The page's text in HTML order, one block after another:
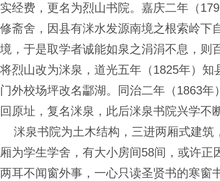
实经费，更名为烈山书院。嘉庆二年（
修斋舍，因县有洣水发源南境之根索岭下
境，于是取学者诚能如泉之涓涓不息，则
将烈山改为洣泉，道光五年（1825年）知
门外校场坪改名酃湖。同治二年（1863
回原址，复名洣泉，此后洣泉书院兴学不
洣泉书院为土木结构，三进两厢式建筑
厢为学生学舍，有大小房间58间，或许正
两耳不闻窗外事，一心只读圣贤书的寒窗